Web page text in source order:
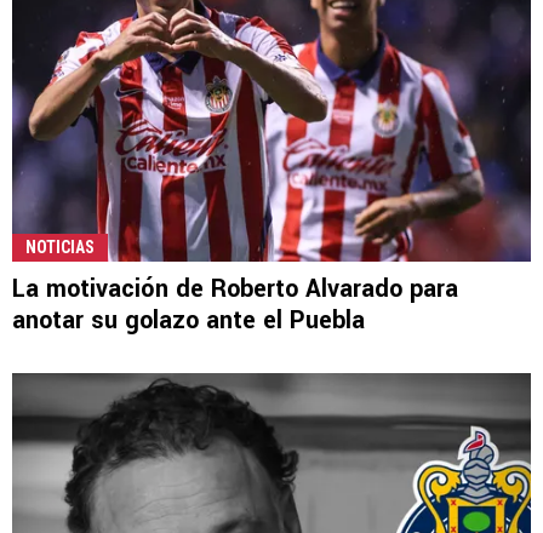
NOTICIAS
La motivación de Roberto Alvarado para
anotar su golazo ante el Puebla